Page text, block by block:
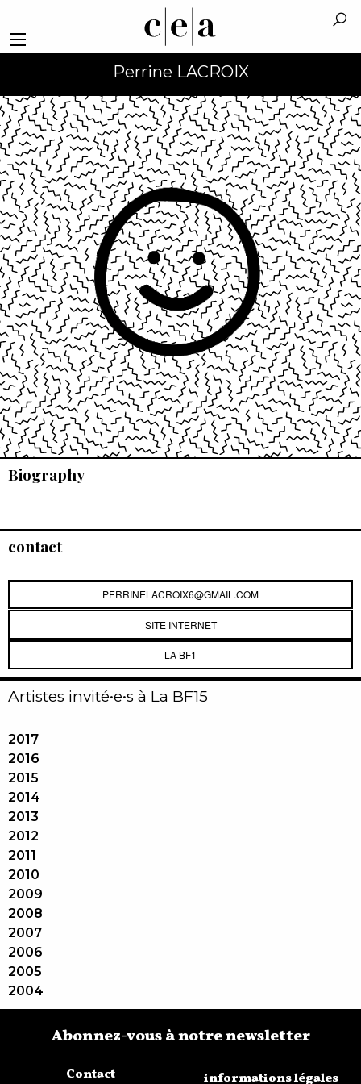
Perrine LACROIX
Biography
contact
PERRINELACROIX6@GMAIL.COM
SITE INTERNET
LA BF1
Artistes invité•e•s à La BF15
2017
2016
2015
2014
2013
2012
2011
2010
2009
2008
2007
2006
2005
2004
Contact
Abonnez-vous à notre newsletter
informations légales